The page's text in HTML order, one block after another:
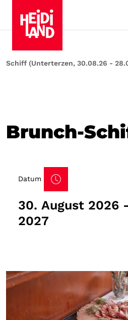
Schiff (Unterterzen, 30.08.26 -
Brunch-
Datum
30. August 2026
2027